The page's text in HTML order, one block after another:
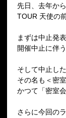
先日、去年か
TOUR 天使の
まずは中止発
開催中止に伴
そして中止し
その名も＜密
かつて「密室
さらに今回の